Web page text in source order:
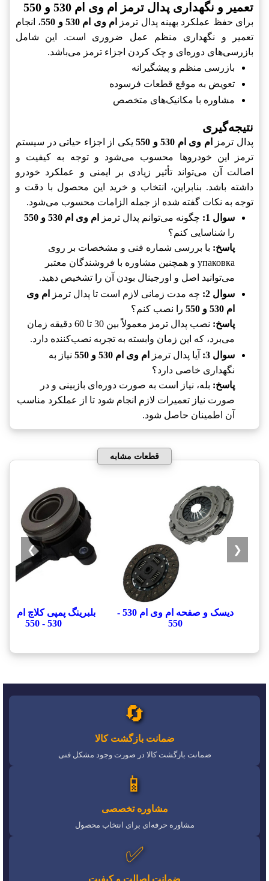
تعمیر و نگهداری پدال ترمز ام وی ام 530 و 550
برای حفظ عملکرد بهینه پدال ترمز ام وی ام 530 و 550
، انجام
تعمیر و نگهداری منظم عمل ضروری است. این شامل
بازرسی‌های دوره‌ای و چک کردن اجزاء ترمز می‌باشد.
بازرسی منظم و پیشگیرانه
تعویض به موقع قطعات فرسوده
مشاوره با مکانیک‌های متخصص
نتیجه‌گیری
پدال ترمز ام وی ام 530 و 550
یکی از اجزاء حیاتی در سیستم
ترمز این خودروها محسوب می‌شود و توجه به کیفیت و
اصالت آن می‌تواند تأثیر زیادی بر ایمنی و عملکرد خودرو
داشته باشد. بنابراین، انتخاب و خرید این محصول با دقت و
توجه به نکات گفته شده از جمله الزامات محسوب می‌شود.
سوال 1:
چگونه می‌توانم پدال ترمز
ام وی ام 530 و 550
را شناسایی کنم؟
پاسخ: با بررسی شماره فنی و مشخصات بر روی
упаковка و همچنین مشاوره با فروشندگان معتبر
می‌توانید اصل و اورجینال بودن آن را تشخیص دهید.
سوال 2:
چه مدت زمانی لازم است تا پدال ترمز
ام وی
ام 530 و 550
را نصب کنم؟
پاسخ:
نصب پدال ترمز معمولاً بین 30 تا 60 دقیقه زمان
می‌برد، که این زمان وابسته به تجربه نصب‌کننده دارد.
سوال 3:
آیا پدال ترمز ام وی ام 530 و 550
نیاز به
نگهداری خاصی دارد؟
پاسخ: بله، نیاز است به صورت دوره‌ای بازبینی و در
صورت نیاز تعمیرات لازم انجام شود تا از عملکرد مناسب
آن اطمینان حاصل شود.
قطعات مشابه
دیسک و صفحه ام وی ام 530 -
550
بلبرینگ پمپی کلاچ ام وی
530 - 550
❮
❯
🔄
ضمانت بازگشت کالا
ضمانت بازگشت کالا در صورت وجود مشکل فنی
📱
مشاوره تخصصی
مشاوره حرفه‌ای برای انتخاب محصول
✅